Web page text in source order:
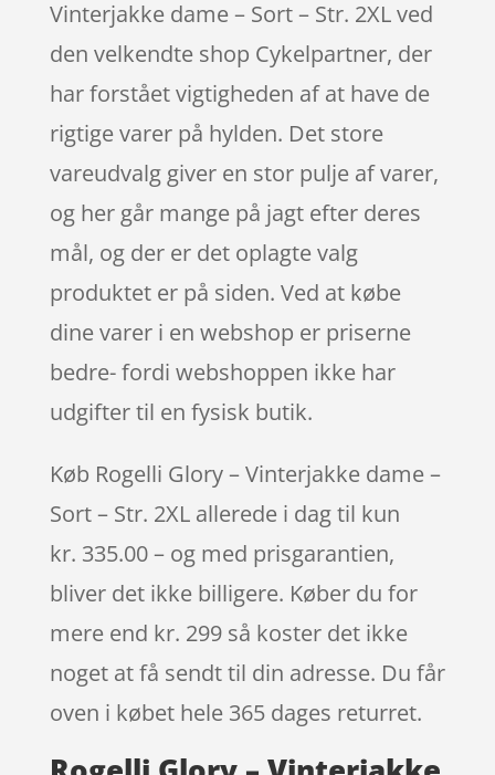
Vinterjakke dame – Sort – Str. 2XL ved
den velkendte shop Cykelpartner, der
har forstået vigtigheden af at have de
rigtige varer på hylden. Det store
vareudvalg giver en stor pulje af varer,
og her går mange på jagt efter deres
mål, og der er det oplagte valg
produktet er på siden. Ved at købe
dine varer i en webshop er priserne
bedre- fordi webshoppen ikke har
udgifter til en fysisk butik.
Køb Rogelli Glory – Vinterjakke dame –
Sort – Str. 2XL allerede i dag til kun
kr. 335.00 – og med prisgarantien,
bliver det ikke billigere. Køber du for
mere end kr. 299 så koster det ikke
noget at få sendt til din adresse. Du får
oven i købet hele 365 dages returret.